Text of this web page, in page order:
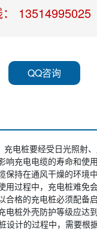
13514995025
QQ咨询
充电桩要经受日光照射
响充电电缆的寿命和使
保持在通风干燥的环境
用过程中，充电桩难免
合格的充电桩必须配备
电桩外壳防护等级应达
设计的过程中，需要根